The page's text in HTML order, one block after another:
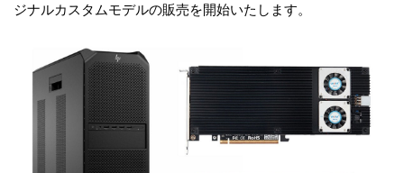
ジナルカスタムモデルの販売を開始いたします。